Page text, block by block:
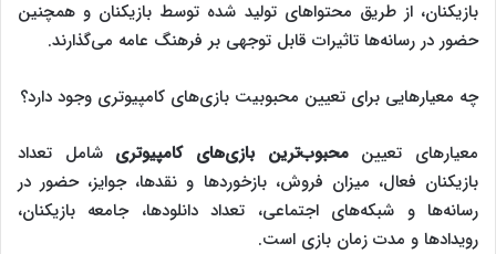
بازیکنان، از طریق محتواهای تولید شده توسط بازیکنان و همچنین
حضور در رسانه‌ها تاثیرات قابل توجهی بر فرهنگ عامه می‌گذارند.
چه معیارهایی برای تعیین محبوبیت بازی‌های کامپیوتری وجود دارد؟
معیارهای تعیینمحبوب‌‌‌ترین بازی‌های کامپیوتری شامل تعداد
بازیکنان فعال، میزان فروش، بازخوردها و نقدها، جوایز، حضور در
رسانه‌ها و شبکه‌های اجتماعی، تعداد دانلودها، جامعه بازیکنان،
رویدادها و مدت زمان بازی است.